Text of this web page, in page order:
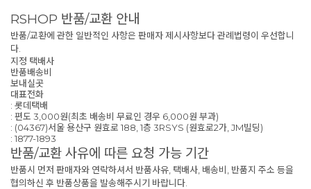
RSHOP 반품/교환 안내
반품/교환에 관한 일반적인 사항은 판매자 제시사항보다 관례법령이 우선합니
다.
지정 택배사
반품배송비
보내실곳
대표전화
: 롯데택배
: 편도 3,000원(최초 배송비 무료인 경우 6,000원 부과)
: (04367)서울 용산구 원효로 188, 1층 3RSYS (원효로2가, JM빌딩)
: 1877-1893
반품/교환 사유에 따른 요청 가능 기간
반품시 먼저 판매자와 연락하셔서 반품사유, 택배사, 배송비, 반품지 주소 등을
협의하신 후 반품상품을 발송해주시기 바랍니다.